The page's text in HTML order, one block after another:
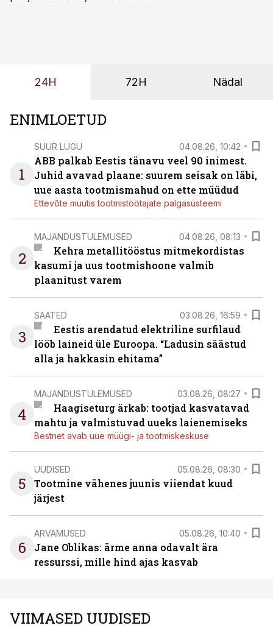
OÜ tegevjuht Sander Mitendorf.
24H 72H Nädal
ENIMLOETUD
1
SUUR LUGU 04.08.26, 10:42
ABB palkab Eestis tänavu veel 90 inimest.
Juhid avavad plaane: suurem seisak on läbi,
uue aasta tootmismahud on ette müüdud
Ettevõte muutis tootmistöötajate palgasüsteemi
2
MAJANDUSTULEMUSED 04.08.26, 08:13
Kehra metallitööstus mitmekordistas
kasumi ja uus tootmishoone valmib
plaanitust varem
3
SAATED 03.08.26, 16:59
Eestis arendatud elektriline surfilaud
lööb laineid üle Euroopa. “Ladusin säästud
alla ja hakkasin ehitama”
4
MAJANDUSTULEMUSED 03.08.26, 08:27
Haagiseturg ärkab: tootjad kasvatavad
mahtu ja valmistuvad uueks laienemiseks
Bestnet avab uue müügi- ja tootmiskeskuse
5
UUDISED 05.08.26, 08:30
Tootmine vähenes juunis viiendat kuud
järjest
6
ARVAMUSED 05.08.26, 10:40
Jane Oblikas: ärme anna odavalt ära
ressurssi, mille hind ajas kasvab
VIIMASED UUDISED